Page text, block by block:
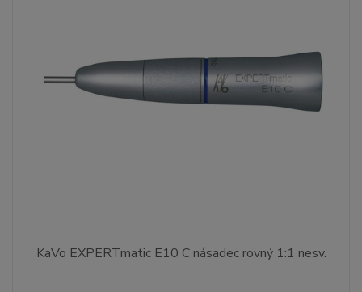
KaVo EXPERTmatic E10 C násadec rovný 1:1 nesv.